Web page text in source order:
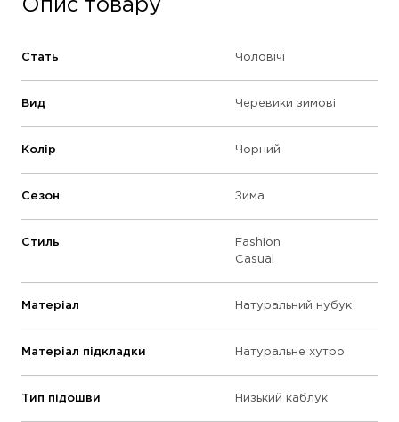
Опис товару
Стать Чоловічі
Вид Черевики зимові
Колір Чорний
Сезон Зима
Стиль
Fashion
Casual
Матеріал Натуральний нубук
Матеріал підкладки Натуральне хутро
Тип підошви Низький каблук